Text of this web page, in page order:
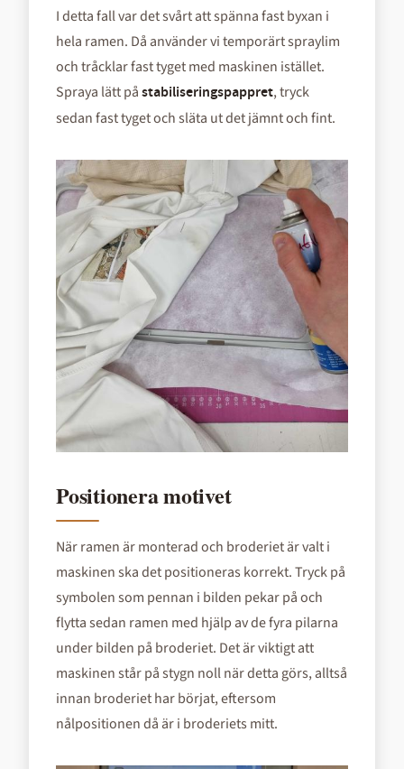
I detta fall var det svårt att spänna fast byxan i
hela ramen. Då använder vi temporärt spraylim
och tråcklar fast tyget med maskinen istället.
Spraya lätt påstabiliseringspappret, tryck
sedan fast tyget och släta ut det jämnt och fint.
Positionera motivet
När ramen är monterad och broderiet är valt i
maskinen ska det positioneras korrekt. Tryck på
symbolen som pennan i bilden pekar på och
flytta sedan ramen med hjälp av de fyra pilarna
under bilden på broderiet. Det är viktigt att
maskinen står på stygn noll när detta görs, alltså
innan broderiet har börjat, eftersom
nålpositionen då är i broderiets mitt.